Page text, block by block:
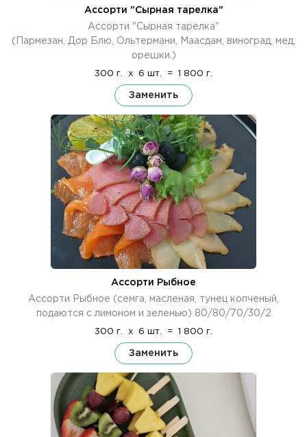
Ассорти "Сырная тарелка"
Ассорти "Сырная тарелка"
(Пармезан, Дор Блю, Ольтермани, Маасдам, виноград, мед,
орешки.)
300 г. x 6 шт. = 1 800 г.
Заменить
Ассорти Рыбное
Ассорти Рыбное (семга, масленая, тунец копченый,
подаются с лимоном и зеленью) 80/80/70/30/2
300 г. x 6 шт. = 1 800 г.
Заменить